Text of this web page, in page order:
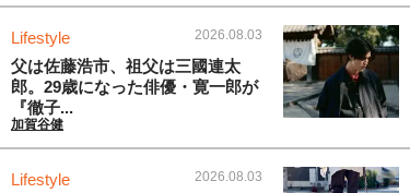
Lifestyle 2026.08.03
父は佐藤浩市、祖父は三國連太
郎。29歳になった俳優・寛一郎が
『徹子...
加賀谷健
Lifestyle 2026.08.03